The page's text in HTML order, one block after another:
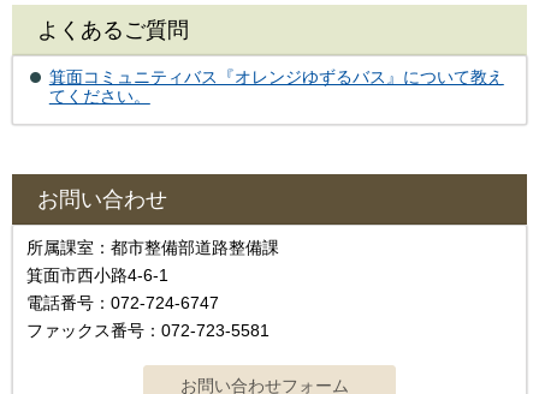
よくあるご質問
箕面コミュニティバス『オレンジゆずるバス』について教え
てください。
お問い合わせ
所属課室：都市整備部道路整備課
箕面市西小路4-6-1
電話番号：072-724-6747
ファックス番号：072-723-5581